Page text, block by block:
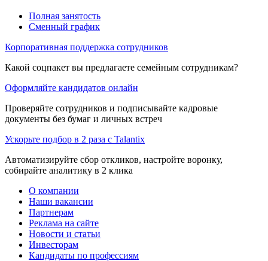
Полная занятость
Сменный график
Корпоративная поддержка сотрудников
Какой соцпакет вы предлагаете семейным сотрудникам?
Оформляйте кандидатов онлайн
Проверяйте сотрудников и подписывайте кадровые
документы без бумаг и личных встреч
Ускорьте подбор в 2 раза с Talantix
Автоматизируйте сбор откликов, настройте воронку,
собирайте аналитику в 2 клика
О компании
Наши вакансии
Партнерам
Реклама на сайте
Новости и статьи
Инвесторам
Кандидаты по профессиям